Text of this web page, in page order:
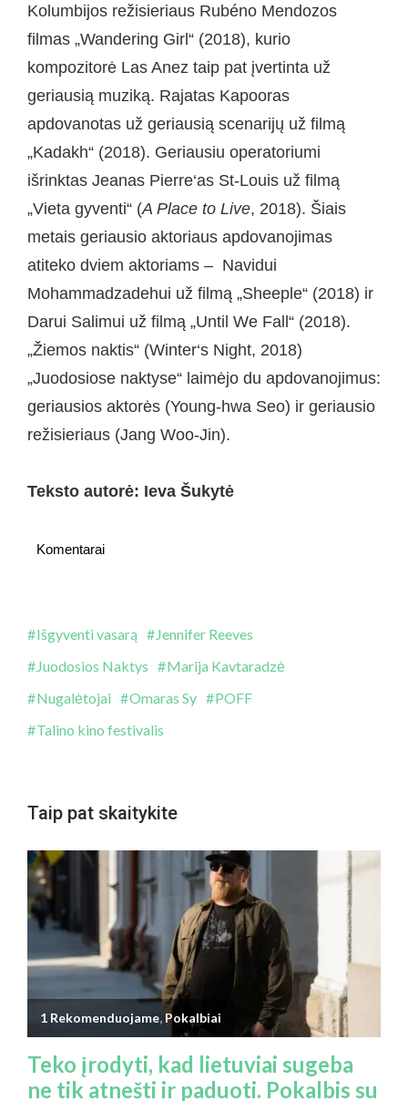
Kolumbijos režisieriaus Rubéno Mendozos
filmas „Wandering Girl“ (2018), kurio
kompozitorė Las Anez taip pat įvertinta už
geriausią muziką. Rajatas Kapooras
apdovanotas už geriausią scenarijų už filmą
„Kadakh“ (2018). Geriausiu operatoriumi
išrinktas Jeanas Pierre‘as St-Louis už filmą
„Vieta gyventi“ (A Place to Live, 2018). Šiais
metais geriausio aktoriaus apdovanojimas
atiteko dviem aktoriams – Navidui
Mohammadzadehui už filmą „Sheeple“ (2018) ir
Darui Salimui už filmą „Until We Fall“ (2018).
„Žiemos naktis“ (Winter‘s Night, 2018)
„Juodosiose naktyse“ laimėjo du apdovanojimus:
geriausios aktorės (Young-hwa Seo) ir geriausio
režisieriaus (Jang Woo-Jin).
Teksto autorė: Ieva Šukytė
Komentarai
Išgyventi vasarą
Jennifer Reeves
Juodosios Naktys
Marija Kavtaradzė
Nugalėtojai
Omaras Sy
POFF
Talino kino festivalis
Taip pat skaitykite